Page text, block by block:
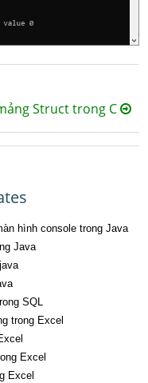
Struct trong C
hình console trong Java
Java
SQL
trong Excel
Excel
Excel